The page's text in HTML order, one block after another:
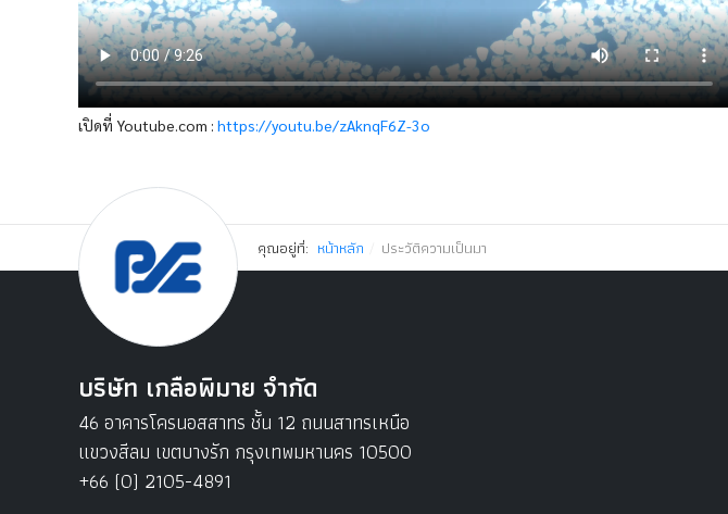
เปิดที่ Youtube.com : https://youtu.be/zAknqF6Z-3o
คุณอยู่ที่: หน้าหลัก ประวัติความเป็นมา
บริษัท เกลือพิมาย จำกัด
46 อาคารโครนอสสาทร ชั้น 12 ถนนสาทรเหนือ
แขวงสีลม เขตบางรัก กรุงเทพมหานคร 10500
+66 (0) 2105-4891